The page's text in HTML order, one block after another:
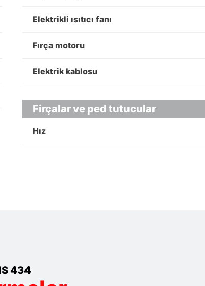
Elektrikli ısıtıcı fanı
Fırça motoru
Elektrik kablosu
Firçalar ve ped tutucular
Hız
434